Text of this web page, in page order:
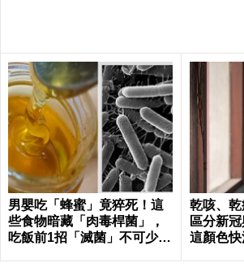
男嬰吃「蜂蜜」竟猝死！這
些食物暗藏「肉毒桿菌」，
吃飯前1招「滅菌」不可少｜
乾咳、
區分新
這顏色